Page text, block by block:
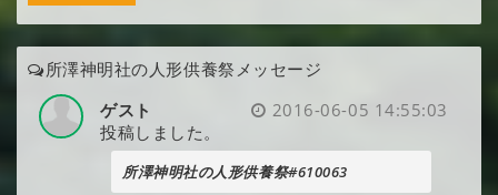
所澤神明社の人形供養祭メッセージ
2016-06-05 14:55:03
ゲスト
投稿しました。
所澤神明社の人形供養祭#610063